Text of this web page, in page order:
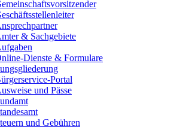
& Sachgebiete
Dienste & Formulare
Portal
und Pässe
und Gebühren